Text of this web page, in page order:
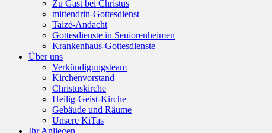
Zu Gast bei Christus
mittendrin-Gottesdienst
Taizé-Andacht
Gottesdienste in Seniorenheimen
Krankenhaus-Gottesdienste
Über uns
Verkündigungsteam
Kirchenvorstand
Christuskirche
Heilig-Geist-Kirche
Gebäude und Räume
Unsere KiTas